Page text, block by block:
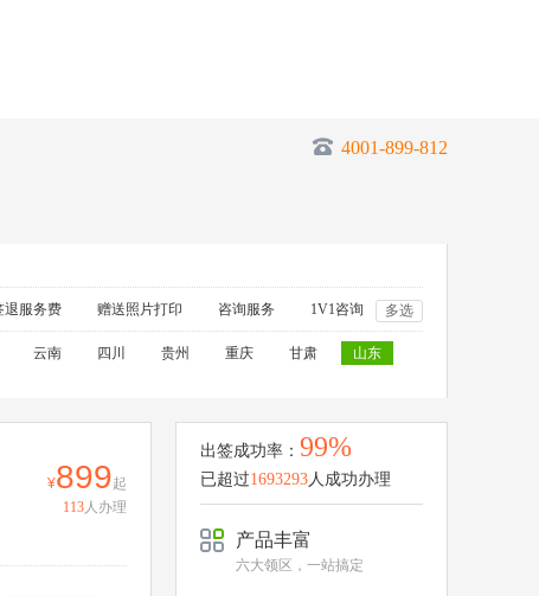
4001-899-812
退服务费 赠送照片打印 咨询服务 1V1咨询 多选
云南 四川 贵州 重庆 甘肃
山东
899起
113人办理
出签成功率： 99%
已超过1693293人成功办理
产品丰富
六大领区，一站搞定